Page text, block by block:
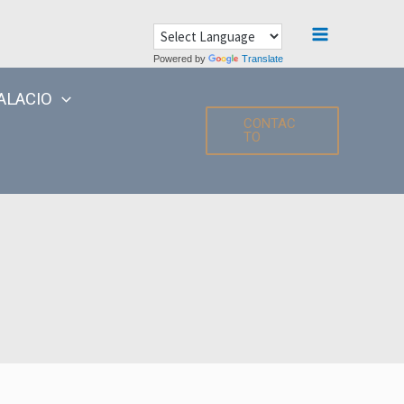
Powered by Translate
CONTAC
TO